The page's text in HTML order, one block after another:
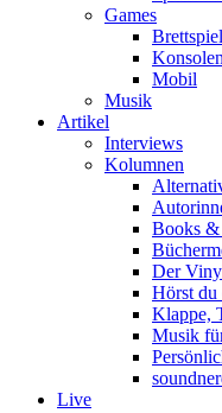
Games
Mobil
Musik
Artikel
Interviews
Kolumnen
Books
Der
Hörst du
Klappe,
Musik
Live